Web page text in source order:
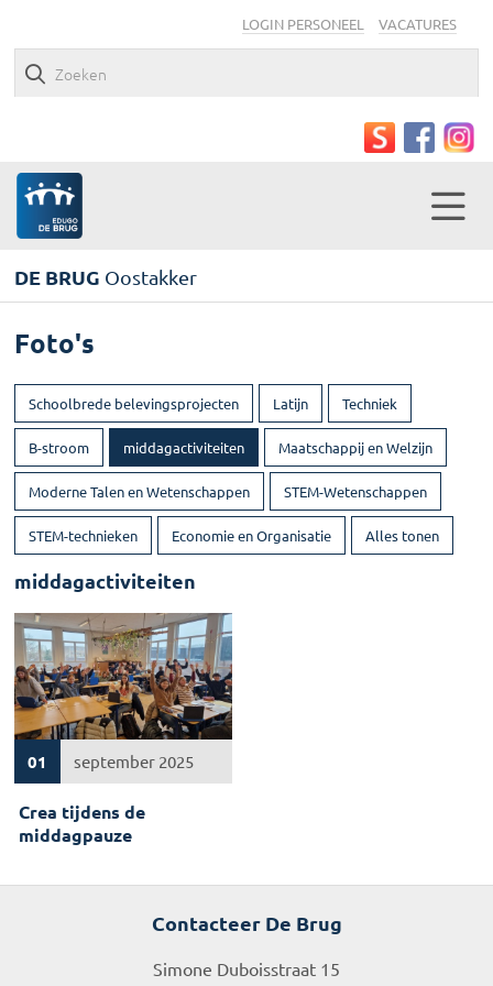
LOGIN PERSONEEL VACATURES
DE BRUG Oostakker
Foto's
Schoolbrede belevingsprojecten Latijn Techniek
B-stroom middagactiviteiten Maatschappij en Welzijn
Moderne Talen en Wetenschappen STEM-Wetenschappen
STEM-technieken Economie en Organisatie Alles tonen
middagactiviteiten
01 september 2025
Crea tijdens de
middagpauze
Contacteer De Brug
Simone Duboisstraat 15